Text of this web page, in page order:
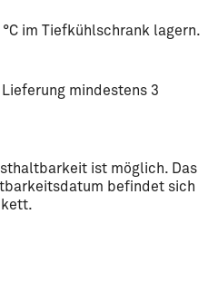
im Tiefkühlschrank lagern.
mindestens 3
ist möglich. Das
befindet sich